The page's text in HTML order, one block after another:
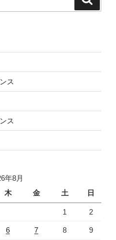
ス
ス
年8月
木 金 土 日
1 2
6 7 8 9